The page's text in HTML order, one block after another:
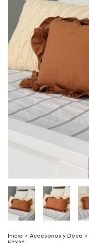
Inicio > Accesorios y Deco >